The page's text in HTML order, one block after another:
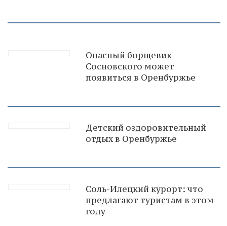
Опасный борщевик
Сосновского может
появиться в Оренбуржье
Детский оздоровительный
отдых в Оренбуржье
Соль-Илецкий курорт: что
предлагают туристам в этом
году